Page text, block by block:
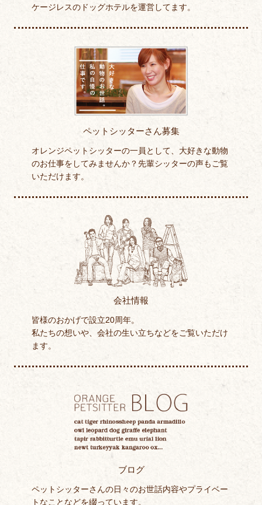
ケージレスのドッグホテルを運営してます。
ペットシッターさん募集
オレンジペットシッターの一員として、大好きな動物
のお仕事をしてみませんか？先輩シッターの声もご覧
いただけます。
会社情報
皆様のおかげで設立20周年。
私たちの想いや、会社の生い立ちなどをご覧いただけ
ます。
ブログ
ペットシッターさんの日々のお世話内容やプライベー
トなことなどを綴っています。